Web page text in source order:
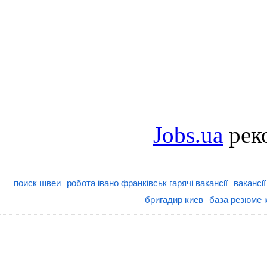
Jobs.ua
поиск швеи робота івано франківськ гарячі вакансії
бригадир киев
база резюме